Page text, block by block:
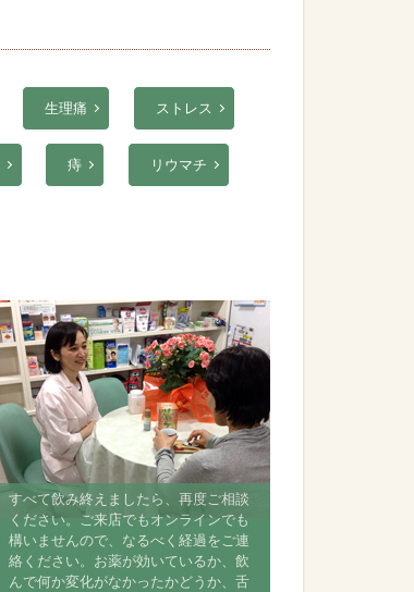
生理痛 ストレス
痔 リウマチ
すべて飲み終えましたら、再度ご相談
ください。ご来店でもオンラインでも
構いませんので、なるべく経過をご連
絡ください。お薬が効いているか、飲
んで何か変化がなかったかどうか、舌